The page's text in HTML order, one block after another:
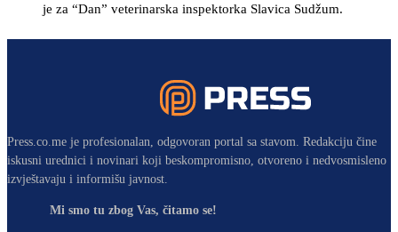
je za “Dan” veterinarska inspektorka Slavica Sudžum.
Press.co.me je profesionalan, odgovoran portal sa stavom. Redakciju čine
iskusni urednici i novinari koji beskompromisno, otvoreno i nedvosmisleno
izvještavaju i informišu javnost.
Mi smo tu zbog Vas, čitamo se!